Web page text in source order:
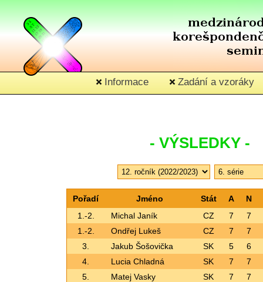
Informace Zadání a vzoráky
- VÝSLEDKY -
Pořadí Jméno Stát A
N
1.-2.
Michal Janík CZ 7
7
1.-2.
Ondřej Lukeš CZ 7
7
3.
Jakub Šošovička SK 5
6
4.
Lucia Chladná SK 7
7
5.
Matej Vasky SK 7
7